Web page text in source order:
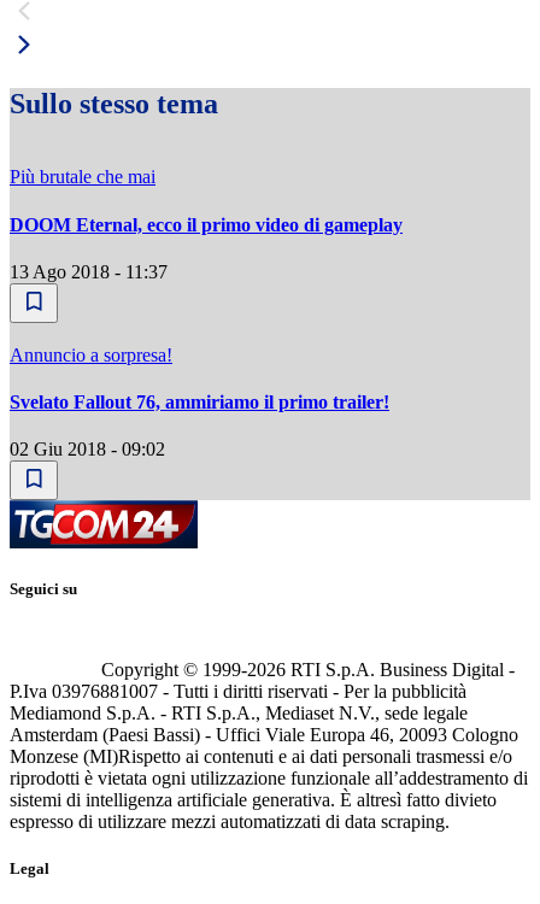
Sullo stesso tema
Più brutale che mai
DOOM Eternal, ecco il primo video di gameplay
13 Ago 2018 - 11:37
Annuncio a sorpresa!
Svelato Fallout 76, ammiriamo il primo trailer!
02 Giu 2018 - 09:02
Seguici su
Copyright © 1999-2026 RTI S.p.A. Business Digital -
P.Iva 03976881007 - Tutti i diritti riservati - Per la pubblicità
Mediamond S.p.A. - RTI S.p.A., Mediaset N.V., sede legale
Amsterdam (Paesi Bassi) - Uffici Viale Europa 46, 20093 Cologno
Monzese (MI)Rispetto ai contenuti e ai dati personali trasmessi e/o
riprodotti è vietata ogni utilizzazione funzionale all’addestramento di
sistemi di intelligenza artificiale generativa. È altresì fatto divieto
espresso di utilizzare mezzi automatizzati di data scraping.
Legal